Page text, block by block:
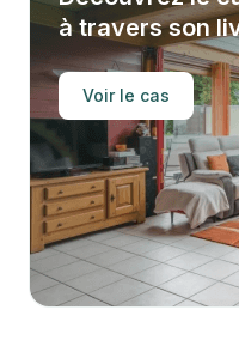
à travers son
Voir le cas